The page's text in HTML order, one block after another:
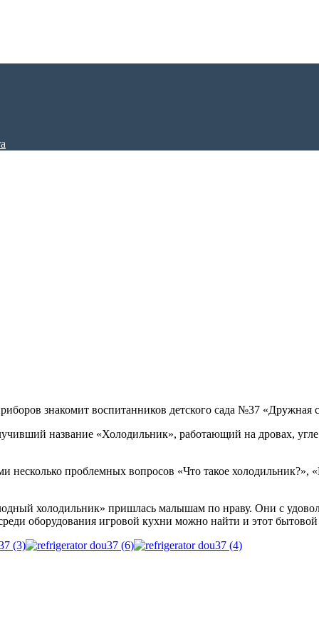
знакомит воспитанников детского сада №37 «Дружная
название «Холодильник», работающий на дровах,
несколько проблемных вопросов «Что такое
холодильник» пришлась малышам по нраву. Они с
оборудования игровой кухни можно найти и этот